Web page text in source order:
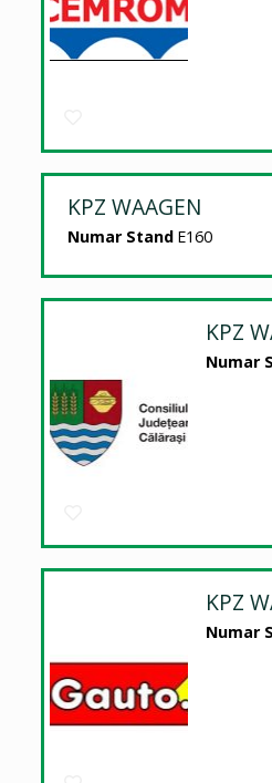
KPZ WAAGEN
Numar Stand E160
KPZ
Numar
KPZ
Numar